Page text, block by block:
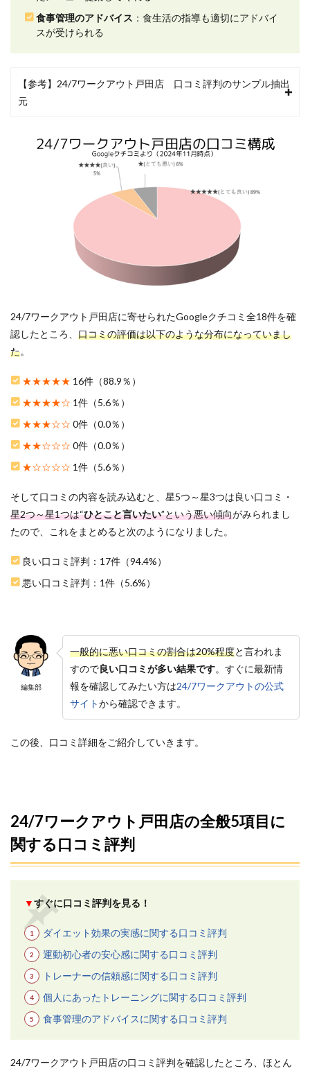
評判
った
する
ミ評
判
ワー
ウト
戸田
店を
おす
する
の理
由
ング
頻度
に合
を選
べる
3.2
2.無料
グと
があ
る
3.3
3.トレ
知識
と経
験豊
富で
専門
性が
高い
3.4
4.全額
返金
入し
食事管理のアドバイス ：食生活の指導も適切にアドバイ
スが受けられる
【参考】24/7ワークアウト戸田店 口コミ評判のサンプル抽出
元
24/7ワークアウト戸田店に寄せられたGoogleクチコミ全18件を確
認したところ、 口コミの評価は以下のような分布になっていまし
た。
★★★★★ 16件（88.9％）
★★★★☆ 1件（5.6％）
★★★☆☆ 0件（0.0％）
★★☆☆☆ 0件（0.0％）
★☆☆☆☆ 1件（5.6％）
そして口コミの内容を読み込むと、星5つ～星3つは良い口コミ・
星2つ～星1つは“ひとこと言いたい”という悪い傾向がみられまし
たので、これをまとめると次のようになりました。
良い口コミ評判：17件（94.4%）
悪い口コミ評判：1件（5.6%）
編集部
一般的に悪い口コミの割合は20%程度と言われま
すので良い口コミが多い結果です。すぐに最新情
報を確認してみたい方は24/7ワークアウトの公式
サイトから確認できます。
この後、口コミ詳細をご紹介していきます。
24/7ワークアウト戸田店の全般5項目に
関する口コミ評判
▼すぐに口コミ評判を見る！
ダイエット効果の実感に関する口コミ評判
運動初心者の安心感に関する口コミ評判
トレーナーの信頼感に関する口コミ評判
個人にあったトレーニングに関する口コミ評判
食事管理のアドバイスに関する口コミ評判
24/7ワークアウト戸田店の口コミ評判を確認したところ、ほとん